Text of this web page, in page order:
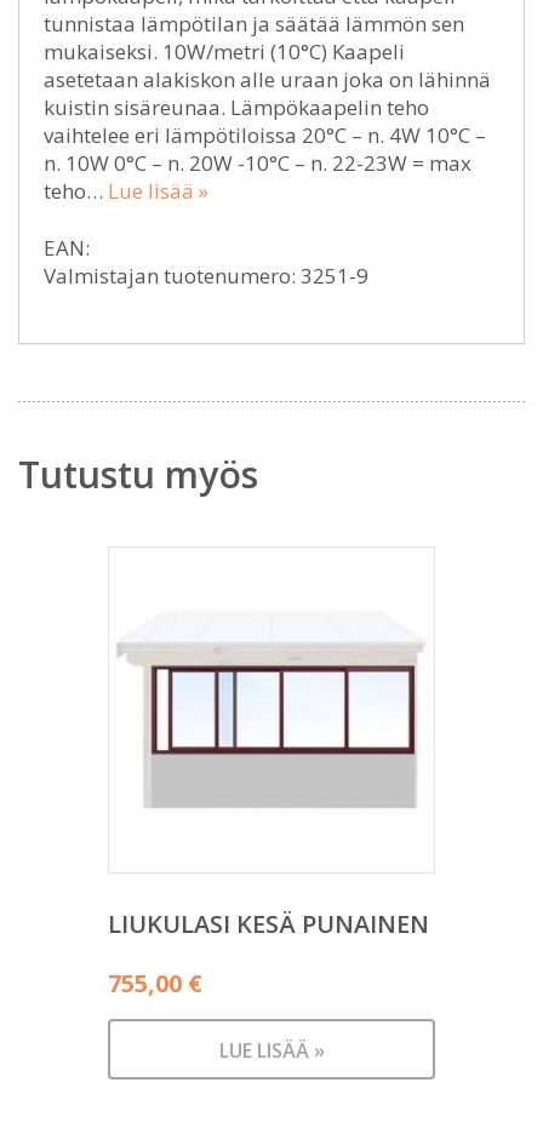
tunnistaa lämpötilan ja säätää lämmön sen
mukaiseksi. 10W/metri (10°C) Kaapeli
asetetaan alakiskon alle uraan joka on lähinnä
kuistin sisäreunaa. Lämpökaapelin teho
vaihtelee eri lämpötiloissa 20°C – n. 4W 10°C –
n. 10W 0°C – n. 20W -10°C – n. 22-23W = max
teho… Lue lisää »
EAN:
Valmistajan tuotenumero: 3251-9
Tutustu myös
LIUKULASI KESÄ PUNAINEN
755,00 €
LUE LISÄÄ »